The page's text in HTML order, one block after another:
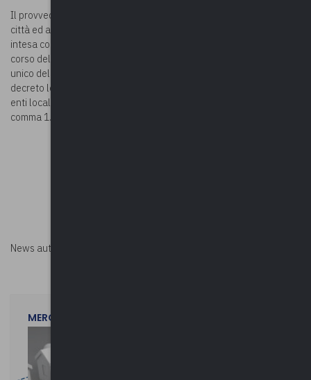
Il provvedimento è stato emanato sentita la Conferenza Stato-
città ed autonomie locali nella seduta del 30 maggio e previa
intesa con il Ministro dell’economia e delle finanze avvenuta nel
corso della stessa seduta. Ai sensi dell’art. 163, comma 3, del testo
unico delle leggi sull’ordinamento degli enti locali, approvato con
decreto legislativo 18 agosto 2000, n. 267, è autorizzato per gli
enti locali l’esercizio provvisorio del bilancio, sino alla data di cui al
comma 1.
News autorizzata da
MERCOLEDì 29 LUGLIO 2026